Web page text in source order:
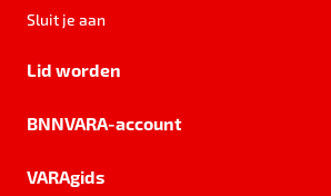
Sluit je aan
Lid worden
BNNVARA-account
VARAgids